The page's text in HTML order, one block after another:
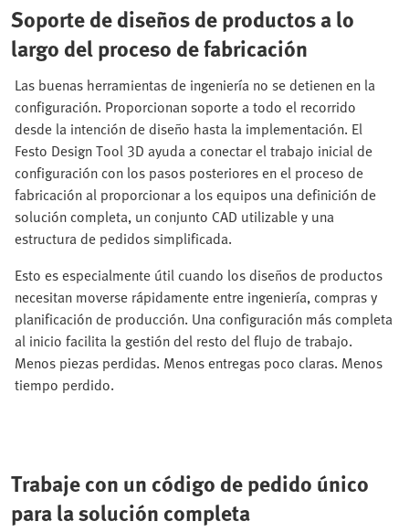
Soporte de diseños de productos a lo
largo del proceso de fabricación
Las buenas herramientas de ingeniería no se detienen en la
configuración. Proporcionan soporte a todo el recorrido
desde la intención de diseño hasta la implementación. El
Festo Design Tool 3D ayuda a conectar el trabajo inicial de
configuración con los pasos posteriores en el proceso de
fabricación al proporcionar a los equipos una definición de
solución completa, un conjunto CAD utilizable y una
estructura de pedidos simplificada.
Esto es especialmente útil cuando los diseños de productos
necesitan moverse rápidamente entre ingeniería, compras y
planificación de producción. Una configuración más completa
al inicio facilita la gestión del resto del flujo de trabajo.
Menos piezas perdidas. Menos entregas poco claras. Menos
tiempo perdido.
Trabaje con un código de pedido único
para la solución completa